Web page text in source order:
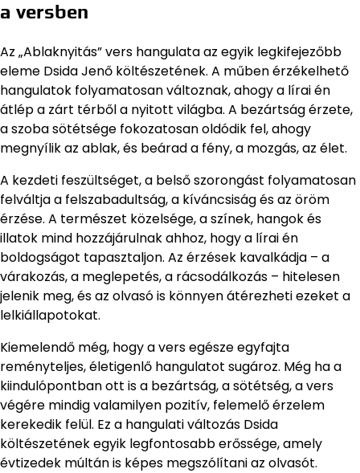
a versben
Az „Ablaknyitás” vers hangulata az egyik legkifejezőbb
eleme Dsida Jenő költészetének. A műben érzékelhető
hangulatok folyamatosan változnak, ahogy a lírai én
átlép a zárt térből a nyitott világba. A bezártság érzete,
a szoba sötétsége fokozatosan oldódik fel, ahogy
megnyílik az ablak, és beárad a fény, a mozgás, az élet.
A kezdeti feszültséget, a belső szorongást folyamatosan
felváltja a felszabadultság, a kíváncsiság és az öröm
érzése. A természet közelsége, a színek, hangok és
illatok mind hozzájárulnak ahhoz, hogy a lírai én
boldogságot tapasztaljon. Az érzések kavalkádja – a
várakozás, a meglepetés, a rácsodálkozás – hitelesen
jelenik meg, és az olvasó is könnyen átérezheti ezeket a
lelkiállapotokat.
Kiemelendő még, hogy a vers egésze egyfajta
reményteljes, életigenlő hangulatot sugároz. Még ha a
kiindulópontban ott is a bezártság, a sötétség, a vers
végére mindig valamilyen pozitív, felemelő érzelem
kerekedik felül. Ez a hangulati változás Dsida
költészetének egyik legfontosabb erőssége, amely
évtizedek múltán is képes megszólítani az olvasót.